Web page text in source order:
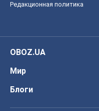
Редакционная политика
OBOZ.UA
Мир
Блоги